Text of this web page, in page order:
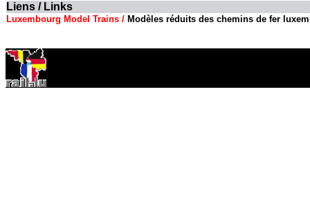
Liens / Links
Luxembourg Model Trains / Modèles réduits des chemins de fer